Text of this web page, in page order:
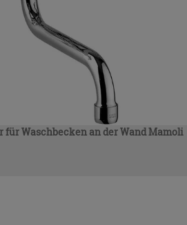
Waschbecken an der Wand Mamoli